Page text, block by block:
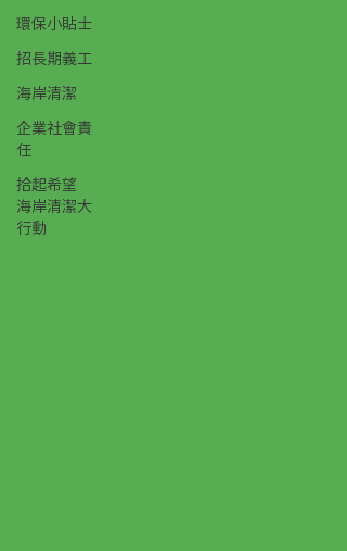
環保小貼士
招長期義工
海岸清潔
企業社會責
任
拾起希望
海岸清潔大
行動